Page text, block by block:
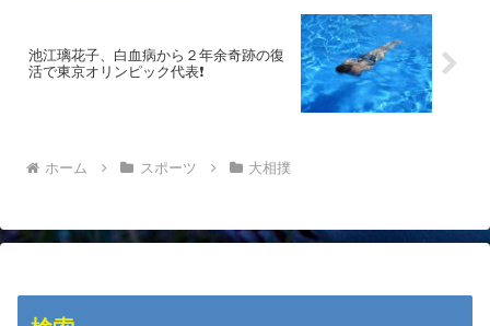
池江璃花子、白血病から２年余奇跡の復
活で東京オリンピック代表❗
ホーム スポーツ 大相撲